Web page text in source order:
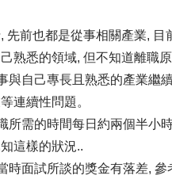
先前也都是從事相關產業,
熟悉的領域, 但不知道離職
與自己專長且熟悉的產業繼
連續性問題。
所需的時間每日約兩個半小
這樣的狀況..
時面試所談的獎金有落差,